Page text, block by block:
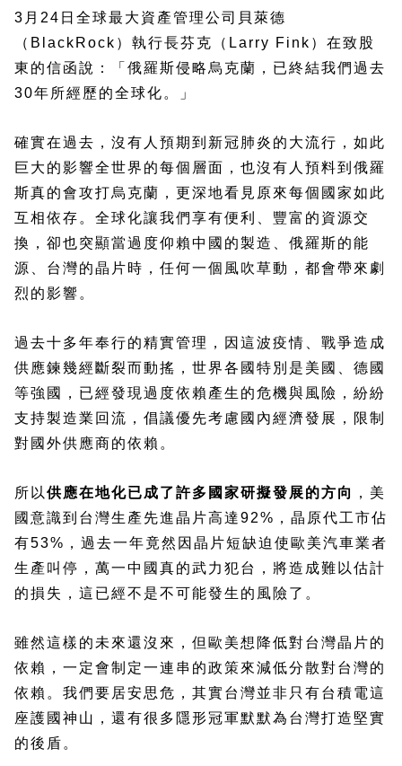
3月24日全球最大資產管理公司貝萊德
（BlackRock）執行長芬克（Larry Fink）在致股
東的信函說：「俄羅斯侵略烏克蘭，已終結我們過去
30年所經歷的全球化。」
確實在過去，沒有人預期到新冠肺炎的大流行，如此
巨大的影響全世界的每個層面，也沒有人預料到俄羅
斯真的會攻打烏克蘭，更深地看見原來每個國家如此
互相依存。全球化讓我們享有便利、豐富的資源交
換，卻也突顯當過度仰賴中國的製造、俄羅斯的能
源、台灣的晶片時，任何一個風吹草動，都會帶來劇
烈的影響。
過去十多年奉行的精實管理，因這波疫情、戰爭造成
供應鍊幾經斷裂而動搖，世界各國特別是美國、德國
等強國，已經發現過度依賴產生的危機與風險，紛紛
支持製造業回流，倡議優先考慮國內經濟發展，限制
對國外供應商的依賴。
所以 供應在地化已成了許多國家研擬發展的方向
，美
國意識到台灣生產先進晶片高達92%，晶原代工市佔
有53%，過去一年竟然因晶片短缺迫使歐美汽車業者
生產叫停，萬一中國真的武力犯台，將造成難以估計
的損失，這已經不是不可能發生的風險了。
雖然這樣的未來還沒來，但歐美想降低對台灣晶片的
依賴，一定會制定一連串的政策來減低分散對台灣的
依賴。我們要居安思危，其實台灣並非只有台積電這
座護國神山，還有很多隱形冠軍默默為台灣打造堅實
的後盾。